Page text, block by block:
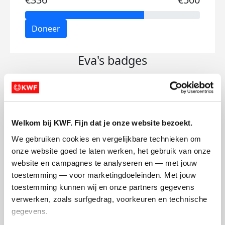
Welkom bij KWF. Fijn dat je onze website bezoekt.
We gebruiken cookies en vergelijkbare technieken om
onze website goed te laten werken, het gebruik van onze
website en campagnes te analyseren en — met jouw
toestemming — voor marketingdoeleinden. Met jouw
toestemming kunnen wij en onze partners gegevens
verwerken, zoals surfgedrag, voorkeuren en technische
gegevens.
Doneer
Eva's badges